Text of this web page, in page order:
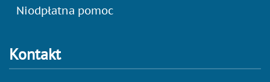
Niodpłatna pomoc
Kontakt